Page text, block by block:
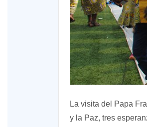
La visita del Papa
y la Paz, tres